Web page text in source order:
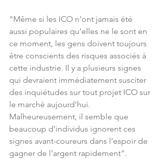
"Même si les ICO n’ont jamais été
aussi populaires qu’elles ne le sont en
ce moment, les gens doivent toujours
être conscients des risques associés à
cette industrie. Il y a plusieurs signes
qui devraient immédiatement susciter
des inquiétudes sur tout projet ICO sur
le marché aujourd’hui.
Malheureusement, il semble que
beaucoup d’individus ignorent ces
signes avant-coureurs dans l’espoir de
gagner de l’argent rapidement".